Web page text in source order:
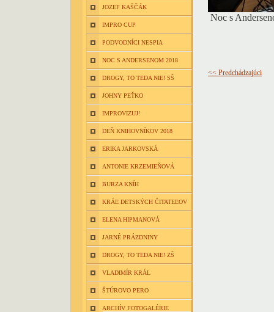
JOZEF KAŠČÁK
IMPRO CUP
PODVODNÍCI NESPIA
NOC S ANDERSENOM 2018
DROGY, TO TEDA NIE! SŠ
JOHNY PEŤKO
IMPROVIZUJ!
DEŇ KNIHOVNÍKOV 2018
ERIKA JARKOVSKÁ
ANTONIE KRZEMIEŇOVÁ
BURZA KNÍH
KRÁĽ DETSKÝCH ČITATEĽOV
ELENA HIPMANOVÁ
JARNÉ PRÁZDNINY
DROGY, TO TEDA NIE! ZŠ
VLADIMÍR KRÁL
ŠTÚROVO PERO
ARCHÍV FOTOGALÉRIE
Noc s
<< Predchádzajúci